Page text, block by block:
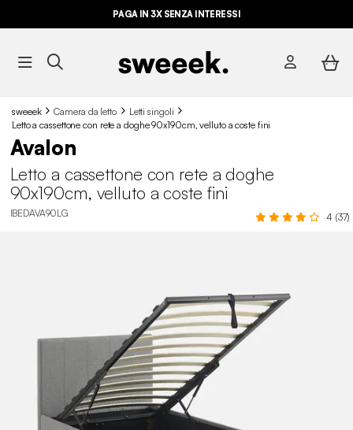
PAGA IN 3X SENZA INTERESSI
sweeek Camera da letto
Letti singoli
Letto a cassettone con rete a doghe 90x190cm, velluto a coste fini
Avalon
Letto a cassettone con rete a doghe
90x190cm, velluto a coste fini
IBEDAVA90LG 4 (37)